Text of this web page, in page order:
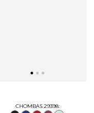
CHOMBAS 29398: